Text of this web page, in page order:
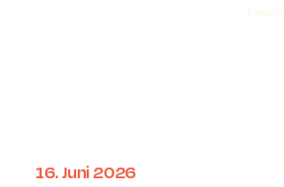
16.Juni2026